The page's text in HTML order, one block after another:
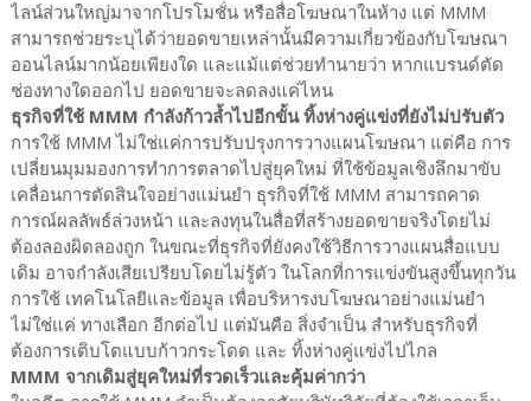
ไลน์ส่วนใหญ่มาจากโปรโมชั่น หรือสื่อโฆษณาในห้าง แต่ MMM
สามารถช่วยระบุได้ว่ายอดขายเหล่านั้นมีความเกี่ยวข้องกับโฆษณา
ออนไลน์มากน้อยเพียงใด และแม้แต่ช่วยทำนายว่า หากแบรนด์ตัด
ช่องทางใดออกไป ยอดขายจะลดลงแค่ไหน
ธุรกิจที่ใช้ MMM กำลังก้าวล้ำไปอีกขั้น ทิ้งห่างคู่แข่งที่ยังไม่ปรับตัว
การใช้ MMM ไม่ใช่แค่การปรับปรุงการวางแผนโฆษณา แต่คือ การ
เปลี่ยนมุมมองการทำการตลาดไปสู่ยุคใหม่ ที่ใช้ข้อมูลเชิงลึกมาขับ
เคลื่อนการตัดสินใจอย่างแม่นยำ ธุรกิจที่ใช้ MMM สามารถคาด
การณ์ผลลัพธ์ล่วงหน้า และลงทุนในสื่อที่สร้างยอดขายจริงโดยไม่
ต้องลองผิดลองถูก ในขณะที่ธุรกิจที่ยังคงใช้วิธีการวางแผนสื่อแบบ
เดิม อาจกำลังเสียเปรียบโดยไม่รู้ตัว ในโลกที่การแข่งขันสูงขึ้นทุกวัน
การใช้ เทคโนโลยีและข้อมูล เพื่อบริหารงบโฆษณาอย่างแม่นยำ
ไม่ใช่แค่ ทางเลือก อีกต่อไป แต่มันคือ สิ่งจำเป็น สำหรับธุรกิจที่
ต้องการเติบโตแบบก้าวกระโดด และ ทิ้งห่างคู่แข่งไปไกล
MMM จากเดิมสู่ยุคใหม่ที่รวดเร็วและคุ้มค่ากว่า